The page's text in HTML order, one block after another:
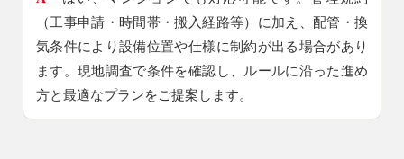
（工事申請・時間帯・搬入経路等）に加え、配管・換
気条件により設備位置や仕様に制約が出る場合があり
ます。現地調査で条件を確認し、ルールに沿った進め
方と最適なプランをご提案します。